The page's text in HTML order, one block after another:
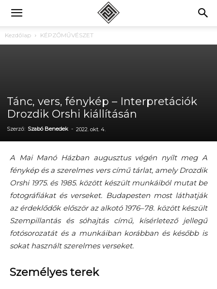
Kezdőlap KÉPZŐMŰVÉSZET
Tánc, vers, fénykép – Interpretációk
Drozdik Orshi kiállításán
Szerző: Szabó Benedek - 2022. okt. 4.
A Mai Manó Házban augusztus végén nyílt meg A
fénykép és a szerelmes vers című tárlat, amely Drozdik
Orshi 1975. és 1985. között készült munkáiból mutat be
fotográfiákat és verseket. Budapesten most láthatják
az érdeklődők először az alkotó 1976–78. között készült
Szempillantás és sóhajtás című, kísérletező jellegű
fotósorozatát és a munkáiban korábban és később is
sokat használt szerelmes verseket.
Személyes terek